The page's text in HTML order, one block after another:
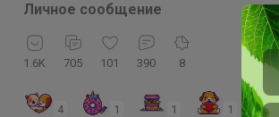
Личное сообщение
1.6K 705 101 390 8
4 1 1 1